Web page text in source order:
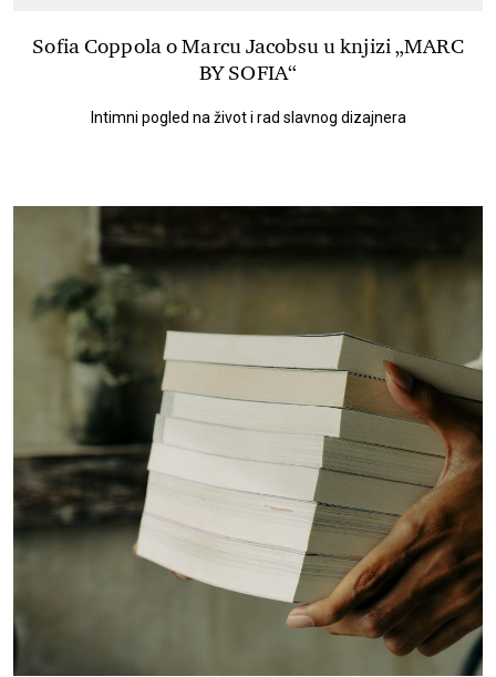
Sofia Coppola o Marcu Jacobsu u knjizi „MARC
BY SOFIA“
Intimni pogled na život i rad slavnog dizajnera